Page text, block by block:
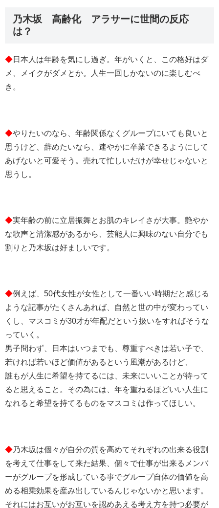
乃木坂 高齢化 アラサーに世間の反応
は？
◆日本人は年齢を気にし過ぎ。年がいくと、この格好はダ
メ、メイクがダメとか。人生一回しかないのに楽しむべ
き。
◆やりたいのなら、年齢関係なくグループにいても良いと
思うけど、辞めたいなら、速やかに卒業できるようにして
あげないと可愛そう。売れて忙しいだけが幸せじゃないと
思うし。
◆実年齢の前に立居振舞とお肌のキレイさが大事。艶やか
な歌声と清潔感があるから、芸能人に興味のない自分でも
割りと乃木坂は好ましいです。
◆例えば、50代女性が女性として一番いい時期だと感じる
ような記事がたくさんあれば、自然と世の中が変わってい
くし、マスコミが30才が年配だという扱いをすればそうな
っていく。
男子問わず、日本はいつまでも、尊重すべきは若い子で、
若ければ若いほど価値があるという風潮があるけど、
誰もが人生に希望を持てるには、未来にいいことが待って
ると思えること。その為には、年を重ねるほどいい人生に
なれると希望を持てるものをマスコミは作ってほしい。
◆乃木坂は個々が自分の質を高めてそれぞれの出来る役割
を考えて仕事をして来た結果、個々で仕事が出来るメンバ
ーがグループを形成している事でグループ自体の価値を高
める相乗効果を産み出しているんじゃないかと思います。
それにはお互いがお互いを認めあえる考え方を持つ必要が